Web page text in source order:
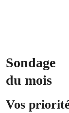
Sondage
du mois
Vos